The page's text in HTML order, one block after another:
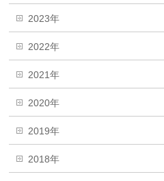
2023年
2022年
2021年
2020年
2019年
2018年